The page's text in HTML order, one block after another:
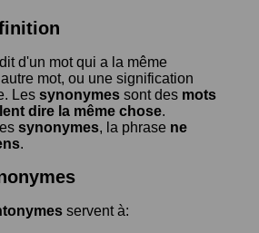
d'un mot qui a la même
mot, ou une signification
Les synonymes sont des mots
dire la même chose.
synonymes, la phrase ne
.
servent à: